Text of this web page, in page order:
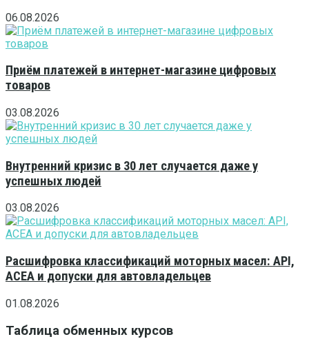
06.08.2026
Приём платежей в интернет-магазине цифровых
товаров
03.08.2026
Внутренний кризис в 30 лет случается даже у
успешных людей
03.08.2026
Расшифровка классификаций моторных масел: API,
ACEA и допуски для автовладельцев
01.08.2026
Таблица обменных курсов